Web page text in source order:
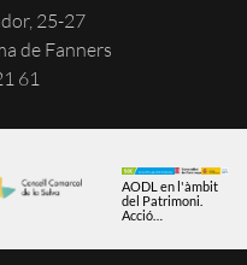
25-27
de Fanners
61
AODL en l'àmbit
del Patrimoni.
Acció